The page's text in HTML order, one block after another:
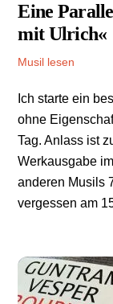
Eine
mit Ulrich«
Musil lesen
Ich starte ein
ohne
Tag. Anlass ist
Werkausgabe
anderen Musils
vergessen am